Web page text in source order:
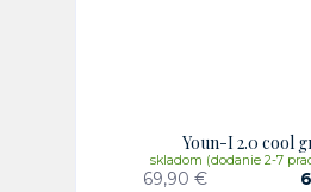
Youn-I 2.0 cool
69,90 €
skladom (dodanie 2-7